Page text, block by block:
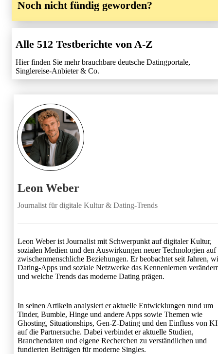
Noch nicht fündig geworden?
Alle 512 Testberichte von A-Z
Hier finden Sie mehr brauchbare deutsche Datingportale,
Singlereise-Anbieter & Co.
Leon Weber
Journalist für digitale Kultur & Dating-Trends
Leon Weber ist Journalist mit Schwerpunkt auf digitaler Kultur,
sozialen Medien und den Auswirkungen neuer Technologien auf
zwischenmenschliche Beziehungen. Er beobachtet seit Jahren,
Dating-Apps und soziale Netzwerke das Kennenlernen
und welche Trends das moderne Dating prägen.
In seinen Artikeln analysiert er aktuelle Entwicklungen rund um
Tinder, Bumble, Hinge und andere Apps sowie Themen wie
Ghosting, Situationships, Gen-Z-Dating und den Einfluss von KI
auf die Partnersuche. Dabei verbindet er aktuelle Studien,
Branchendaten und eigene Recherchen zu verständlichen und
fundierten Beiträgen für moderne Singles.